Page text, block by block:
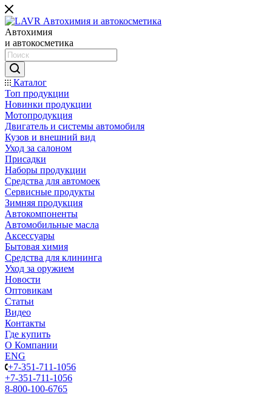
Автохимия
и автокосметика
Каталог
Топ продукции
Новинки продукции
Мотопродукция
Двигатель и системы автомобиля
Кузов и внешний вид
Уход за салоном
Присадки
Наборы продукции
Средства для автомоек
Сервисные продукты
Зимняя продукция
Автокомпоненты
Автомобильные масла
Аксессуары
Бытовая химия
Средства для клининга
Уход за оружием
Новости
Оптовикам
Статьи
Видео
Контакты
Где купить
О Компании
ENG
+7-351-711-1056
+7-351-711-1056
8-800-100-6765